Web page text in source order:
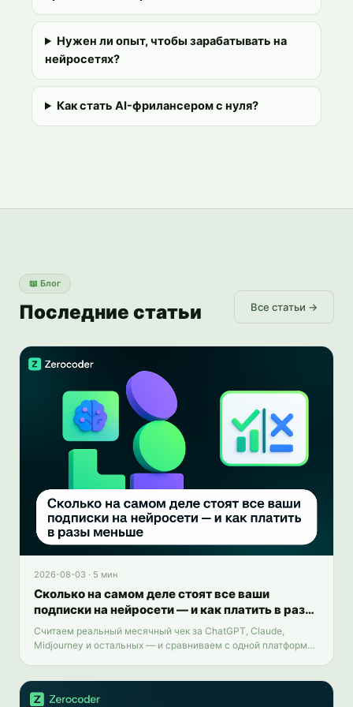
Нужен ли опыт, чтобы зарабатывать на
нейросетях?
Как стать AI-фрилансером с нуля?
📖 Блог
Последние статьи Все статьи →
2026-08-03 · 5 мин
Сколько на самом деле стоят все ваши
подписки на нейросети — и как платить в разы
меньше
Считаем реальный месячный чек за ChatGPT, Claude,
Midjourney и остальных — и сравниваем с одной платформой